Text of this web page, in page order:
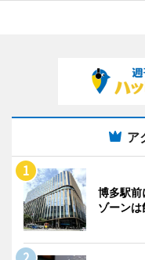
ア
博多駅前
ゾーン